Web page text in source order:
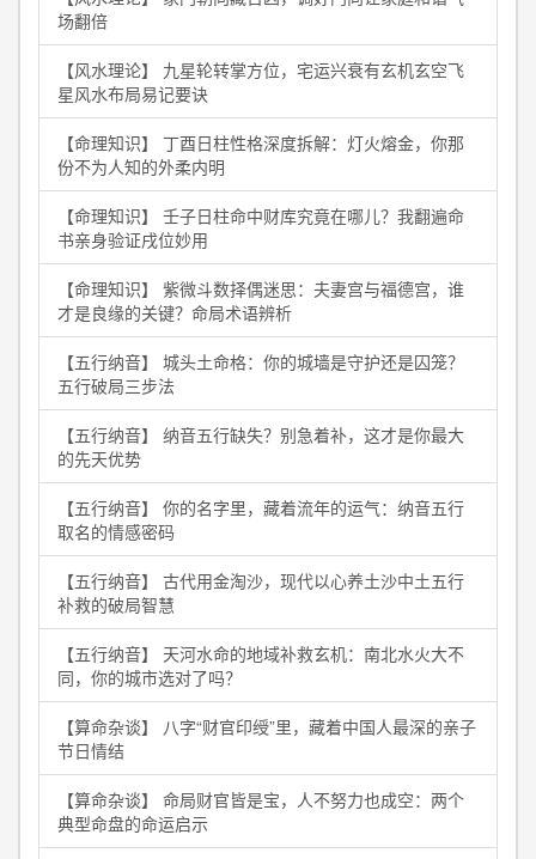
场翻倍
【风水理论】 九星轮转掌方位，宅运兴衰有玄机玄空飞
星风水布局易记要诀
【命理知识】 丁酉日柱性格深度拆解：灯火熔金，你那
份不为人知的外柔内明
【命理知识】 壬子日柱命中财库究竟在哪儿？我翻遍命
书亲身验证戌位妙用
【命理知识】 紫微斗数择偶迷思：夫妻宫与福德宫，谁
才是良缘的关键？命局术语辨析
【五行纳音】 城头土命格：你的城墙是守护还是囚笼？
五行破局三步法
【五行纳音】 纳音五行缺失？别急着补，这才是你最大
的先天优势
【五行纳音】 你的名字里，藏着流年的运气：纳音五行
取名的情感密码
【五行纳音】 古代用金淘沙，现代以心养土沙中土五行
补救的破局智慧
【五行纳音】 天河水命的地域补救玄机：南北水火大不
同，你的城市选对了吗？
【算命杂谈】 八字“财官印绶”里，藏着中国人最深的亲子
节日情结
【算命杂谈】 命局财官皆是宝，人不努力也成空：两个
典型命盘的命运启示